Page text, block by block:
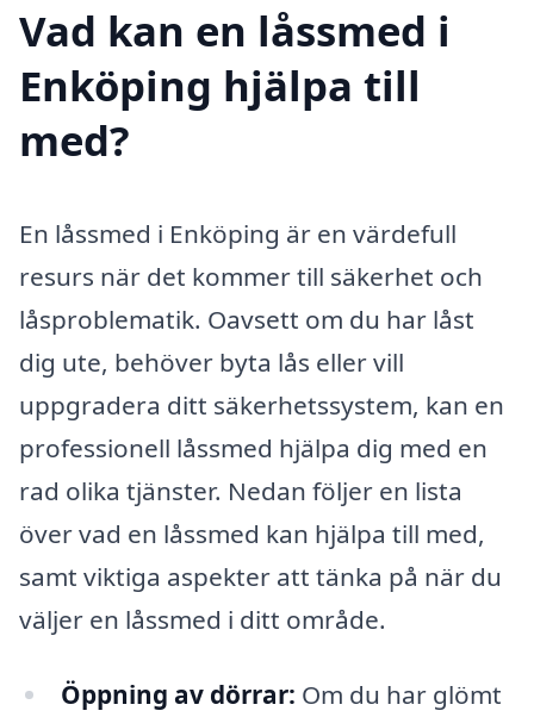
Vad kan en låssmed i
Enköping hjälpa till
med?
En låssmed i Enköping är en värdefull
resurs när det kommer till säkerhet och
låsproblematik. Oavsett om du har låst
dig ute, behöver byta lås eller vill
uppgradera ditt säkerhetssystem, kan en
professionell låssmed hjälpa dig med en
rad olika tjänster. Nedan följer en lista
över vad en låssmed kan hjälpa till med,
samt viktiga aspekter att tänka på när du
väljer en låssmed i ditt område.
Öppning av dörrar: Om du har glömt